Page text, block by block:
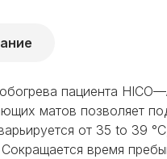
пациента HICO—
матов позволяет
от 35 to 39
время